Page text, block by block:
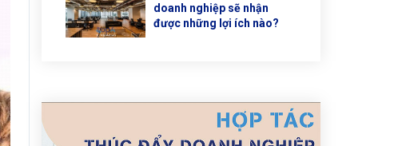
doanh nghiệp sẽ nhận
được những lợi ích nào?